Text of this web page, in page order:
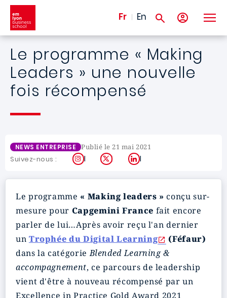
Aller au contenu principal
Fr En
Le programme « Making
Leaders » une nouvelle
fois récompensé
NEWS ENTREPRISE Publié le 21 mai 2021
Suivez-nous : Instagram
X LinkedIn
Le programme « Making leaders » conçu sur-
mesure pour Capgemini France fait encore
parler de lui…Après avoir reçu l'an dernier
un Trophée du Digital Learning
(Féfaur)
dans la catégorieBlended Learning &
accompagnement, ce parcours de leadership
vient d'être à nouveau récompensé par un
Excellence in Practice Gold Award 2021